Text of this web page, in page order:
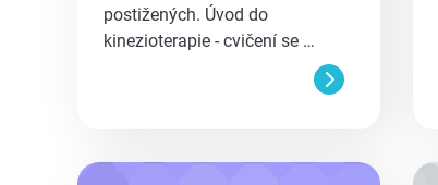
postižených. Úvod do
kinezioterapie - cvičení se …
aa aa